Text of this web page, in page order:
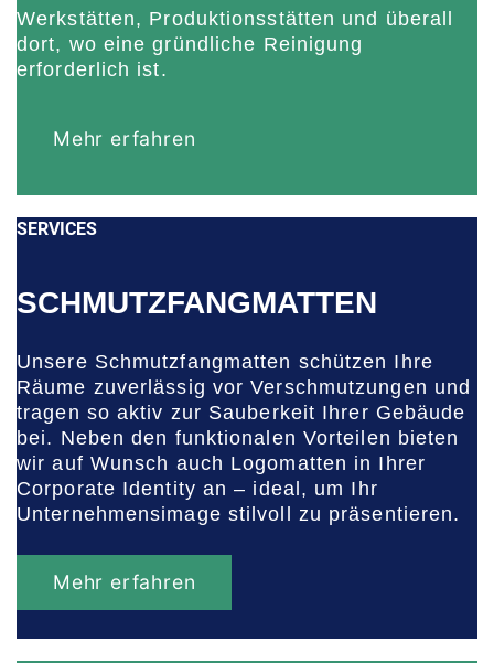
Werkstätten, Produktionsstätten und überall
dort, wo eine gründliche Reinigung
erforderlich ist.
Mehr erfahren
SERVICES
SCHMUTZFANGMATTEN
Unsere Schmutzfangmatten schützen Ihre
Räume zuverlässig vor Verschmutzungen und
tragen so aktiv zur Sauberkeit Ihrer Gebäude
bei. Neben den funktionalen Vorteilen bieten
wir auf Wunsch auch Logomatten in Ihrer
Corporate Identity an – ideal, um Ihr
Unternehmensimage stilvoll zu präsentieren.
Mehr erfahren